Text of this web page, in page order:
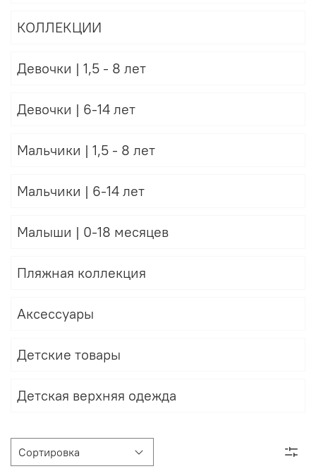
КОЛЛЕКЦИИ
Девочки | 1,5 - 8 лет
Девочки | 6-14 лет
Мальчики | 1,5 - 8 лет
Мальчики | 6-14 лет
Малыши | 0-18 месяцев
Пляжная коллекция
Аксессуары
Детские товары
Детская верхняя одежда